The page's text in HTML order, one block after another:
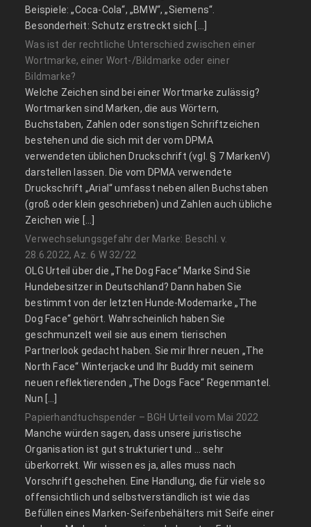
Beispiele: „Coca-Cola“, „BMW“, „Siemens“.
Besonderheit: Schutz erstreckt sich […]
Was ist der rechtliche Unterschied zwischen einer
Wortmarke, einer Wort-/Bildmarke oder einer
Bildmarke?
Welche Zeichen sind bei einer Wortmarke zulässig?
Wortmarken sind Marken, die aus Wörtern,
Buchstaben, Zahlen oder sonstigen Schriftzeichen
bestehen und die sich mit der vom DPMA
verwendeten üblichen Druckschrift (vgl. § 7 MarkenV)
darstellen lassen. Die vom DPMA verwendete
Druckschrift „Arial“ umfasst neben allen Buchstaben
(groß oder klein geschrieben) und Zahlen auch übliche
Zeichen wie […]
Verwechselungsgefahr der Marke: Beschl. v.
28.6.2022, Az. 6 W 32/22
OLG Urteil über die „The Dog Face“ Marke Sind Sie
Hundebesitzer in Deutschland? Dann haben Sie
bestimmt von der letzten Hunde-Modemarke „The
Dog Face“ gehört. Wahrscheinlich haben Sie
geschmunzelt weil sie aus einem tierischen
Partnerlook gedacht haben. Sie mir Ihrer neuen „The
North Face“ Winterjacke und Ihr Buddy mit seinem
neuen reflektierenden „The Dogs Face“ Regenmantel.
Nun […]
Papierhandtuchspender – BGH Urteil vom Mai 2022
Manche würden sagen, dass unsere juristische
Organisation ist gut strukturiert und … sehr
überkorrekt. Wir wissen es ja, alles muss nach
Vorschrift geschehen. Eine Handlung, die für viele so
offensichtlich und selbstverständlich ist wie das
Befüllen eines Marken-Seifenbehälters mit Seife einer